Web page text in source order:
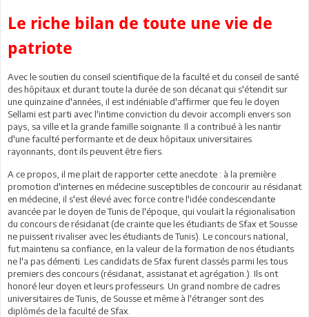
Le riche bilan de toute une vie de
patriote
Avec le soutien du conseil scientifique de la faculté et du conseil de santé
des hôpitaux et durant toute la durée de son décanat qui s'étendit sur
une quinzaine d'années, il est indéniable d'affirmer que feu le doyen
Sellami est parti avec l'intime conviction du devoir accompli envers son
pays, sa ville et la grande famille soignante. Il a contribué à les nantir
d'une faculté performante et de deux hôpitaux universitaires
rayonnants, dont ils peuvent être fiers.
A ce propos, il me plait de rapporter cette anecdote : à la première
promotion d'internes en médecine susceptibles de concourir au résidanat
en médecine, il s'est élevé avec force contre l'idée condescendante
avancée par le doyen de Tunis de l'époque, qui voulait la régionalisation
du concours de résidanat (de crainte que les étudiants de Sfax et Sousse
ne puissent rivaliser avec les étudiants de Tunis). Le concours national,
fut maintenu sa confiance, en la valeur de la formation de nos étudiants
ne l'a pas démenti. Les candidats de Sfax furent classés parmi les tous
premiers des concours (résidanat, assistanat et agrégation.). Ils ont
honoré leur doyen et leurs professeurs. Un grand nombre de cadres
universitaires de Tunis, de Sousse et même à l'étranger sont des
diplômés de la faculté de Sfax.